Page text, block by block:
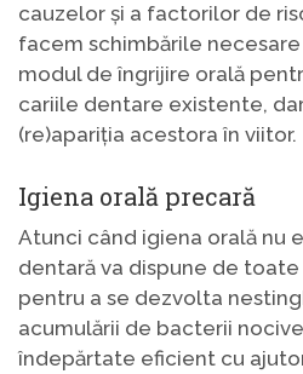
cauzelor și a factorilor de
facem schimbările necesare
modul de îngrijire orală
cariile dentare existente,
(re)apariția acestora în viitor.
Igiena orală precară
Atunci când igiena orală nu
dentară va dispune de
pentru a se dezvolta
acumulării de bacterii
îndepărtate eficient cu